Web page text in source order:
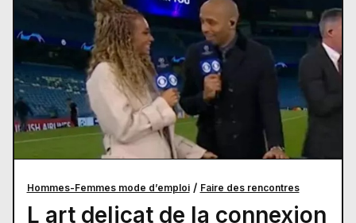
Hommes-Femmes mode d’emploi/ Faire des rencontres
L art delicat de la connexion